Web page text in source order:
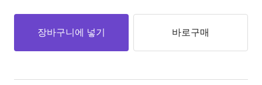
장바구니에 넣기 바로구매